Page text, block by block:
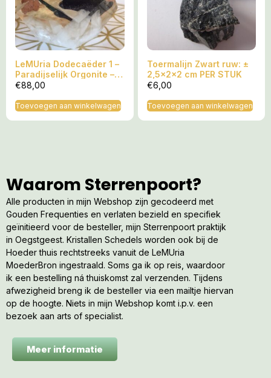
Te helpen bij:
¨Verzwakt afweersysteem
¨Rusteloosheid of Slapeloosheid,
Concentratieproblemen
¨Bloeddruk problemen
¨Hoofdpijn & duizeligheid
TIP
Maak een Helende reis langs de Planeten tijdens het
beluisteren van mijn LeMUria Healing MP3 07) MP3 ‘Op Weg
naar Eenheid’ Helende Kosmische Planeten Reis vanuit het
Uluru Gouden Zonne Hart van Moeder Aarde, 1 uur.HIER
bestellen voor € 11
LeMUria Dodecaëder 1 –
Paradijselijk Orgonite –
Geactiveerd door
€88,00
Toevoegen aan winkelwagen
Toermalijn Zwart ruw: ±
2,5x2x2 cm PER STUK
€6,00
Toevoegen aan winkelwagen
Waarom Sterrenpoort?
Alle producten in mijn Webshop zijn gecodeerd met
Gouden Frequenties en verlaten bezield en specifiek
geïnitieerd voor de besteller, mijn Sterrenpoort praktijk
in Oegstgeest. Kristallen Schedels worden ook bij de
Hoeder thuis rechtstreeks vanuit de LeMUria
MoederBron ingestraald. Soms ga ik op reis, waardoor
ik een bestelling ná thuiskomst zal verzenden. Tijdens
afwezigheid breng ik de besteller via een mailtje hiervan
op de hoogte. Niets in mijn Webshop komt i.p.v. een
bezoek aan arts of specialist.
Meer informatie